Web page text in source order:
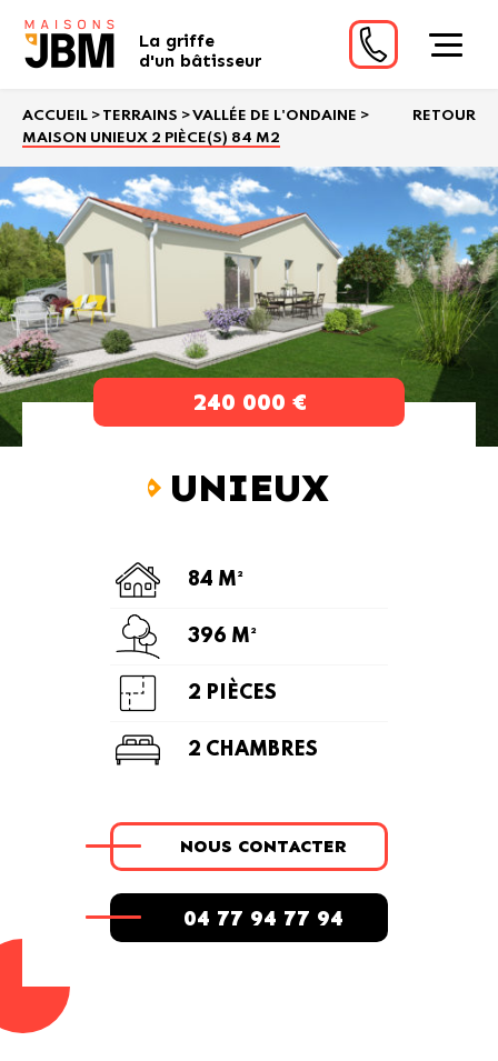
La griffe
d'un bâtisseur
ACCUEIL > TERRAINS >VALLÉE DE L'ONDAINE >
MAISON UNIEUX 2 PIÈCE(S) 84 M2
RETOUR
UNIEUX
84 M²
396 M²
2 PIÈCES
2 CHAMBRES
240 000 €
NOUS CONTACTER
04 77 94 77 94